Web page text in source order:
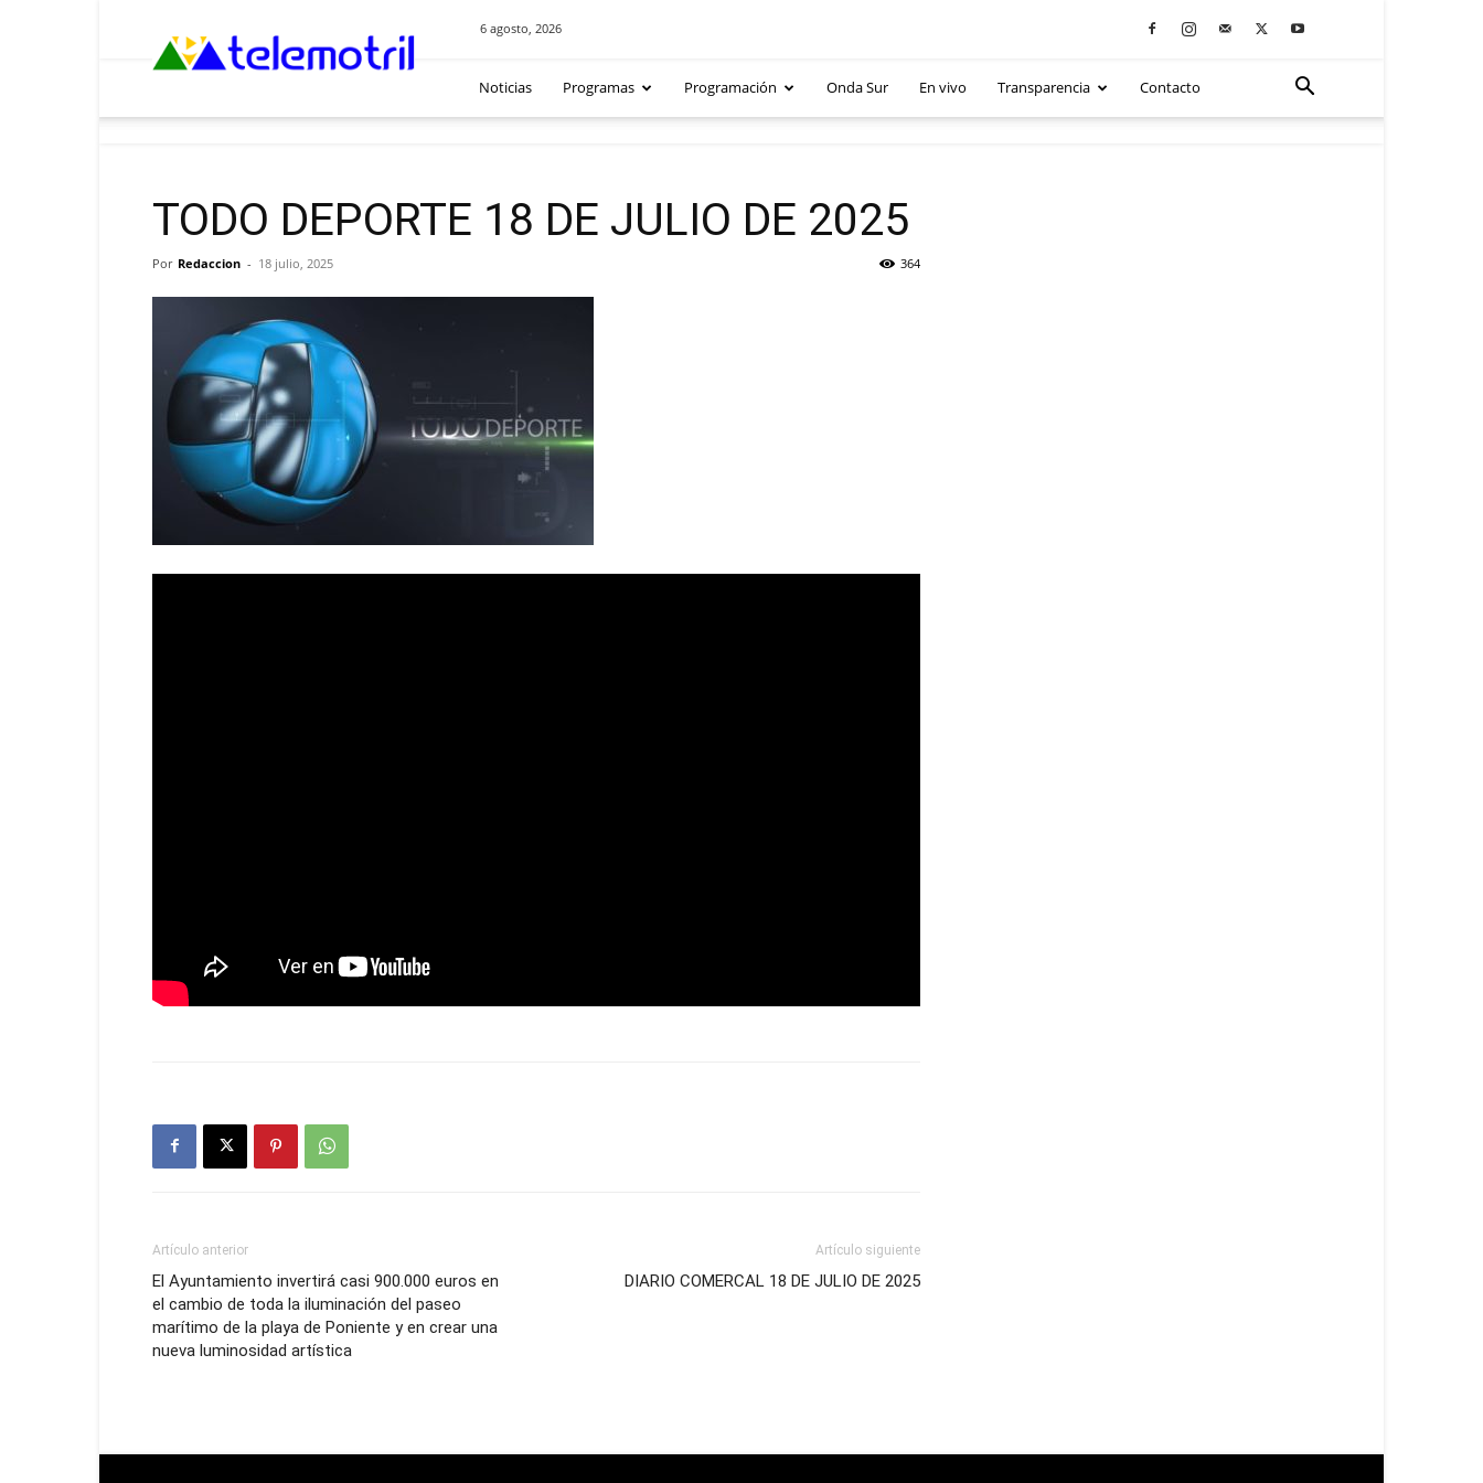
6 agosto, 2026
Noticias Programas Programación Onda Sur En vivo Transparencia Contacto
TODO DEPORTE 18 DE JULIO DE 2025
Por Redaccion - 18 julio, 2025 364
Artículo anterior
El Ayuntamiento invertirá casi 900.000 euros en
el cambio de toda la iluminación del paseo
marítimo de la playa de Poniente y en crear una
nueva luminosidad artística
Artículo siguiente
DIARIO COMERCAL 18 DE JULIO DE 2025